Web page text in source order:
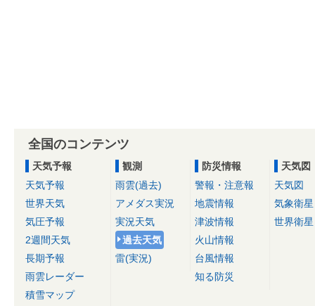
全国のコンテンツ
天気予報
天気予報
世界天気
気圧予報
2週間天気
長期予報
雨雲レーダー
積雪マップ
観測
雨雲(過去)
アメダス実況
実況天気
過去天気
雷(実況)
防災情報
警報・注意報
地震情報
津波情報
火山情報
台風情報
知る防災
天気図
天気図
気象衛星
世界衛星